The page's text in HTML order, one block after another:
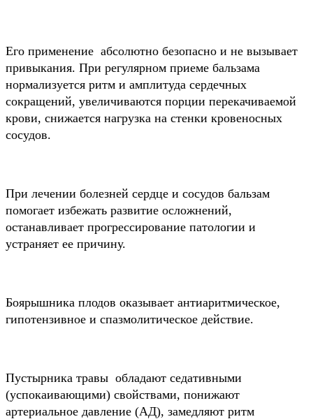
Его применение абсолютно безопасно и не вызывает
привыкания. При регулярном приеме бальзама
нормализуется ритм и амплитуда сердечных
сокращений, увеличиваются порции перекачиваемой
крови, снижается нагрузка на стенки кровеносных
сосудов.
При лечении болезней сердце и сосудов бальзам
помогает избежать развитие осложнений,
останавливает прогрессирование патологии и
устраняет ее причину.
Боярышника плодов оказывает антиаритмическое,
гипотензивное и спазмолитическое действие.
Пустырника травы обладают седативными
(успокаивающими) свойствами, понижают
артериальное давление (АД), замедляют ритм